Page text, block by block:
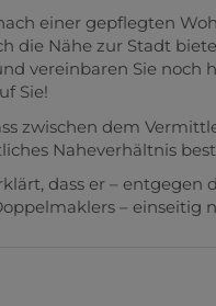
einer gepflegten
die Nähe zur Stadt
vereinbaren Sie
Sie!
zwischen dem
Naheverhältnis
dass er –
– einseitig